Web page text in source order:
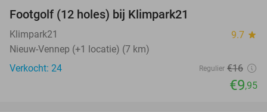
Footgolf (12 holes) bij Klimpark21
Klimpark21 9.7 star
Nieuw-Vennep (+1 locatie) (7 km)
Verkocht: 24
Regulier €16
€9,95